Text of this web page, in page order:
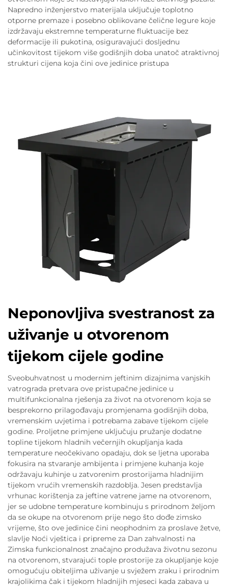
Napredno inženjerstvo materijala uključuje toplotno
otporne premaze i posebno oblikovane čelične legure koje
izdržavaju ekstremne temperaturne fluktuacije bez
deformacije ili pukotina, osiguravajući dosljednu
učinkovitost tijekom više godišnjih doba unatoč atraktivnoj
strukturi cijena koja čini ove jedinice pristupa
Neponovljiva svestranost za
uživanje u otvorenom
tijekom cijele godine
Sveobuhvatnost u modernim jeftinim dizajnima vanjskih
vatrograda pretvara ove pristupačne jedinice u
multifunkcionalna rješenja za život na otvorenom koja se
besprekorno prilagođavaju promjenama godišnjih doba,
vremenskim uvjetima i potrebama zabave tijekom cijele
godine. Proljetne primjene uključuju pružanje dodatne
topline tijekom hladnih večernjih okupljanja kada
temperature neočekivano opadaju, dok se ljetna uporaba
fokusira na stvaranje ambijenta i primjene kuhanja koje
održavaju kuhinje u zatvorenim prostorijama hladnijim
tijekom vrućih vremenskih razdoblja. Jesen predstavlja
vrhunac korištenja za jeftine vatrene jame na otvorenom,
jer se udobne temperature kombinuju s prirodnom željom
da se okupe na otvorenom prije nego što dođe zimsko
vrijeme, što ove jedinice čini neophodnim za proslave žetve,
slavlje Noći vještica i pripreme za Dan zahvalnosti na
Zimska funkcionalnost značajno produžava životnu sezonu
na otvorenom, stvarajući tople prostorije za okupljanje koje
omogućuju obiteljima uživanje u svježem zraku i prirodnim
krajolikima čak i tijekom hladnijih mjeseci kada zabava u